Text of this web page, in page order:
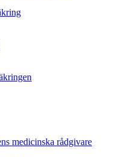
medicinska rådgivare